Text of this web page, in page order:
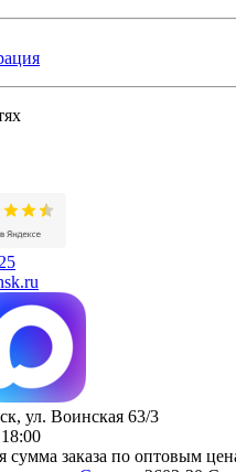
ул. Воинская 63/3
заказа по оптовым